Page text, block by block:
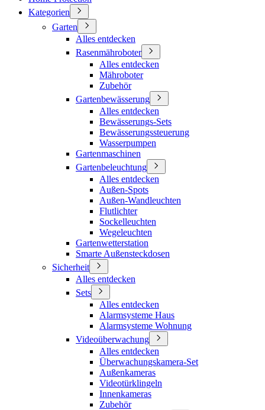
Kategorien
Garten
Alles entdecken
Rasenmähroboter
Alles entdecken
Mähroboter
Zubehör
Gartenbewässerung
Alles entdecken
Bewässerungs-Sets
Bewässerungssteuerung
Wasserpumpen
Gartenmaschinen
Gartenbeleuchtung
Alles entdecken
Außen-Spots
Außen-Wandleuchten
Flutlichter
Sockelleuchten
Wegeleuchten
Gartenwetterstation
Smarte Außensteckdosen
Sicherheit
Alles entdecken
Sets
Alles entdecken
Alarmsysteme Haus
Alarmsysteme Wohnung
Videoüberwachung
Alles entdecken
Überwachungskamera-Set
Außenkameras
Videotürklingeln
Innenkameras
Zubehör